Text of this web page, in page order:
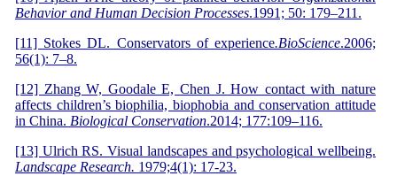
Behavior and Human Decision Processes.1991; 50: 179–211.
[11] Stokes DL. Conservators of experience.BioScience.2006;
56(1): 7–8.
[12] Zhang W, Goodale E, Chen J. How contact with nature
affects children’s biophilia, biophobia and conservation attitude
in China. Biological Conservation.2014; 177:109–116.
[13] Ulrich RS. Visual landscapes and psychological wellbeing.
Landscape Research. 1979;4(1): 17-23.